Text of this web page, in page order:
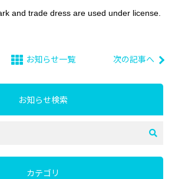
and trade dress are used under license.
お知らせ一覧 次の記事へ
お知らせ検索
カテゴリ